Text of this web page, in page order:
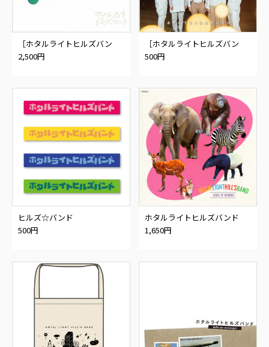
［ホタルライトヒルズバン
ド］スピカ※通販特典有
2,500円
［ホタルライトヒルズバン
ド］蛍ヶ丘☆特典：ポストカ
500円
ヒルズ☆バンド
500円
ホタルライトヒルズバンド
「センスオブワンダー」 ★オ
1,650円